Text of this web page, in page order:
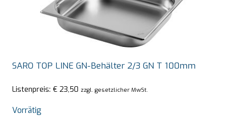
SARO TOP LINE GN-Behälter 2/3 GN T 100mm
Listenpreis: € 23,50 zzgl. gesetzlicher MwSt.
Vorrätig